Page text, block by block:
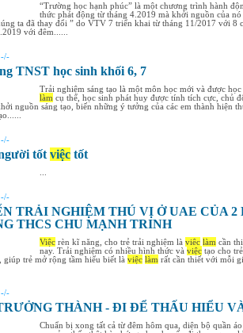
“Trường học hạnh phúc” là một chương trình hành
thức phát động từ tháng 4.2019 mà khởi nguồn của
ta đã thay đổi ” do VTV 7 triển khai từ tháng 11/2017 với 8
với đêm......
-/-
TNST học sinh khối 6, 7
Trải nghiệm sáng tạo là một môn học mới và được
làm cụ thể, học sinh phát huy được tính tích cực, chủ
nguồn sáng tạo, biến những ý tưởng của các em thành hiện
-/-
tốt việc tốt
-/-
TRẢI NGHIỆM THÚ VỊ Ở UAE CỦA 2
THCS CHU MẠNH TRINH
Việc rèn kĩ năng, cho trẻ trải nghiệm là việc làm cần
nay. Trải nghiệm có nhiều hình thức và việc tạo cho
giúp trẻ mở rộng tầm hiểu biết là việc làm rất cần thiết với mỗi
-/-
THÀNH - ĐI ĐỂ THẤU HIỂU
Chuẩn bị xong tất cả từ đêm hôm qua, diện bộ quần